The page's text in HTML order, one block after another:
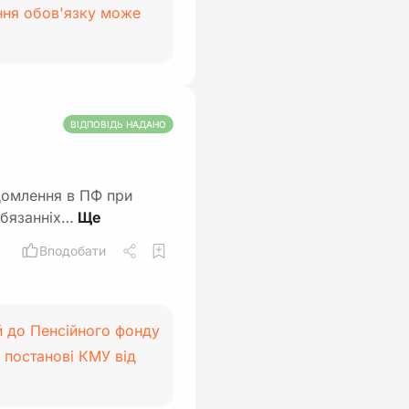
обов'язку може
ВІДПОВІДЬ НАДАНО
в ПФ при
Вподобати
до Пенсійного фонду
КМУ від